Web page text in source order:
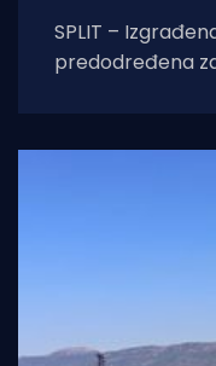
SPLIT –
predodređena